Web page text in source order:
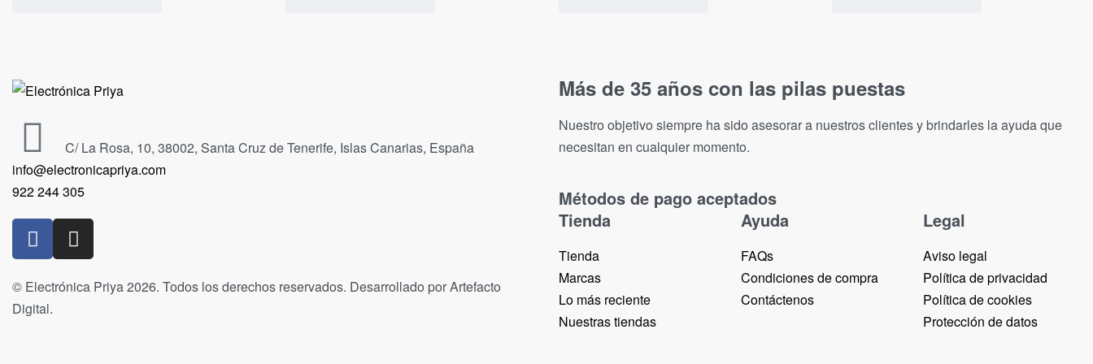
C/ La Rosa, 10, 38002, Santa Cruz de Tenerife, Islas Canarias, España
info@electronicapriya.com
922 244 305
© Electrónica Priya 2026. Todos los derechos reservados. Desarrollado por Artefacto
Digital.
Más de 35 años con las pilas puestas
Nuestro objetivo siempre ha sido asesorar a nuestros clientes y brindarles la ayuda que
necesitan en cualquier momento.
Métodos de pago aceptados
Tienda
Tienda
Marcas
Lo más reciente​
Nuestras tiendas​
Ayuda
FAQs
Condiciones de compra
Contáctenos
Legal
Aviso legal
Política de privacidad
Política de cookies
Protección de datos